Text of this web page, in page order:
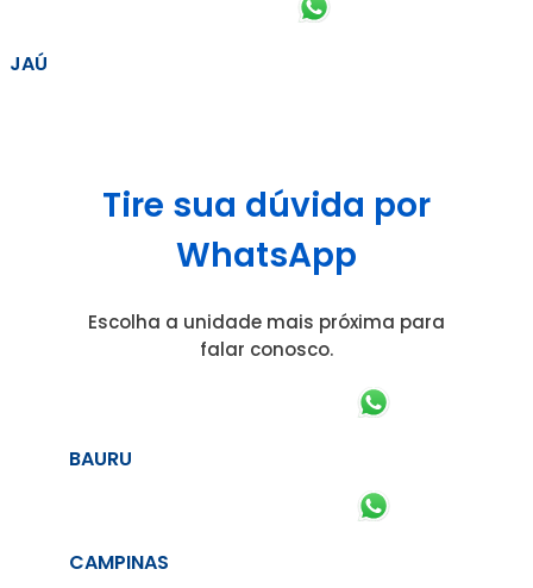
JAÚ
Tire sua dúvida por
WhatsApp
Escolha a unidade mais próxima para
falar conosco.
BAURU
CAMPINAS